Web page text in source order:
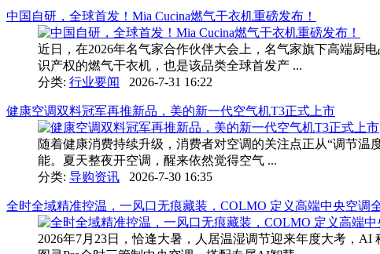
中国自研，全球首发！Mia Cucina燃气干衣机重磅发布！
近日，在2026年名气家合作伙伴大会上，名气家旗下高端厨
识产权的燃气干衣机，也是该品类全球首发产 ...
分类: 行业要闻 2026-7-31 16:22
健康空调双料冠军再推新品，美的新一代空气机T3正式上市
随着健康消费持续升级，消费者对空调的关注点正从“调节
能。夏天整夜开空调，醒来依然觉得空气 ...
分类: 导购资讯 2026-7-30 16:35
全时全域精准控温，一风口无痕藏装，COLMO 定义高端中央空调
2026年7月23日，恰逢大暑，人居温湿调节迎来年度大考，